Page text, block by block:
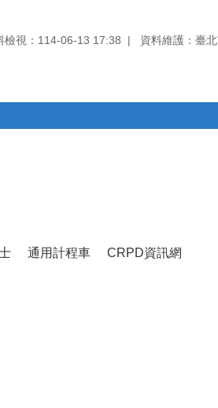
檢視：114-06-13 17:38 資料維護：臺
通用計程車 CRPD資訊網